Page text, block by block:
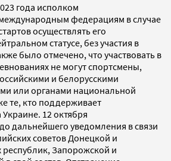
года исполком
федерациям в случае
осуществлять его
статусе, без участия в
было отмечено, что участвовать в
не могут спортсмены,
и белорусскими
или органами национальной
те, кто поддерживает
12 октября
дальнейшего уведомления в связи
советов Донецкой и
Запорожской и